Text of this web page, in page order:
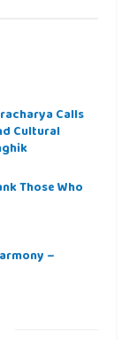
Calls
Cultural
Those Who
–